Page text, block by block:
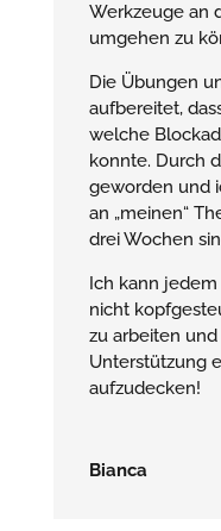
Werkzeuge an
umgehen zu
Die Übungen
aufbereitet,
welche
konnte. Durch
geworden und
an „meinen“
drei Wochen
Ich kann
nicht
zu arbeiten
Unterstützung
aufzudecken!
Bianca